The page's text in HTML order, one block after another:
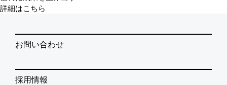
詳細はこちら
お問い合わせ
採用情報